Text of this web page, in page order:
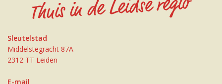
Sleutelstad
Middelstegracht 87A
2312 TT Leiden
E-mail